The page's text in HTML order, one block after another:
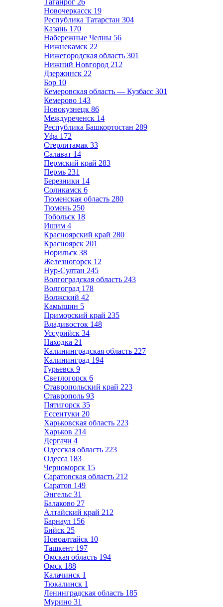
Таганрог 26
Новочеркасск 19
Республика Татарстан 304
Казань 170
Набережные Челны 56
Нижнекамск 22
Нижегородская область 301
Нижний Новгород 212
Дзержинск 22
Бор 10
Кемеровская область — Кузбасс 301
Кемерово 143
Новокузнецк 86
Междуреченск 14
Республика Башкортостан 289
Уфа 172
Стерлитамак 33
Салават 14
Пермский край 283
Пермь 231
Березники 14
Соликамск 6
Тюменская область 280
Тюмень 250
Тобольск 18
Ишим 4
Красноярский край 280
Красноярск 201
Норильск 38
Железногорск 12
Нур-Султан 245
Волгоградская область 243
Волгоград 178
Волжский 42
Камышин 5
Приморский край 235
Владивосток 148
Уссурийск 34
Находка 21
Калининградская область 227
Калининград 194
Гурьевск 9
Светлогорск 6
Ставропольский край 223
Ставрополь 93
Пятигорск 35
Ессентуки 20
Харьковская область 223
Харьков 214
Дергачи 4
Одесская область 223
Одесса 183
Черноморск 15
Саратовская область 212
Саратов 149
Энгельс 31
Балаково 27
Алтайский край 212
Барнаул 156
Бийск 25
Новоалтайск 10
Ташкент 197
Омская область 194
Омск 188
Калачинск 1
Тюкалинск 1
Ленинградская область 185
Мурино 31